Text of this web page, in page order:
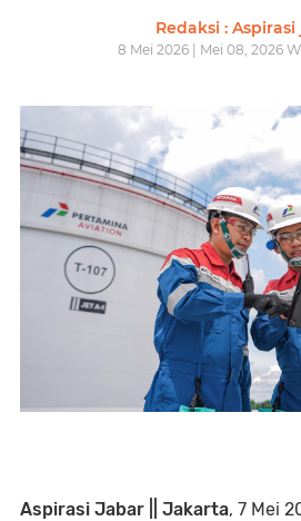
Redaksi :
8 Mei 2026 | Mei 08, 2026
Aspirasi Jabar || Jakarta, 7 Mei